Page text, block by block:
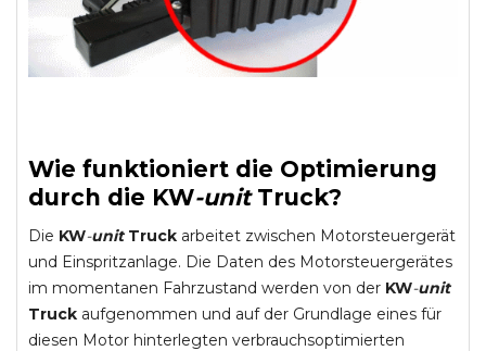
Wie funktioniert die Optimierung
durch die KW-unit Truck?
Die KW-unit Truck arbeitet zwischen Motorsteuergerät
und Einspritzanlage. Die Daten des Motorsteuergerätes
im momentanen Fahrzustand werden von der KW-unit
Truck aufgenommen und auf der Grundlage eines für
diesen Motor hinterlegten verbrauchsoptimierten